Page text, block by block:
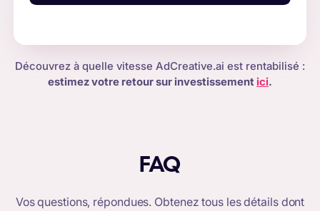
Découvrez à quelle vitesse AdCreative.ai est rentabilisé :
estimez votre retour sur investissementici.
FAQ
Vos questions, répondues. Obtenez tous les détails dont